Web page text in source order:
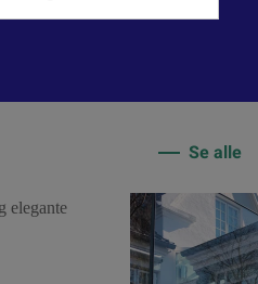
Se alle